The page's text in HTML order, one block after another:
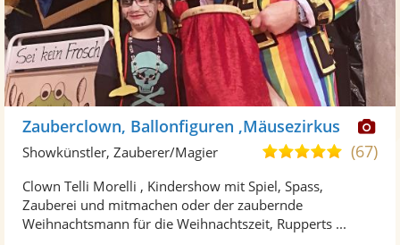
Zauberclown, Ballonfiguren ,Mäusezirkus
4,8(67)
Showkünstler, Zauberer/Magier
Clown Telli Morelli , Kindershow mit Spiel, Spass,
Zauberei und mitmachen oder der zaubernde
Weihnachtsmann für die Weihnachtszeit, Rupperts ...